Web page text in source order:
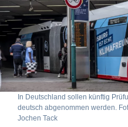
In Deutschland sollen künftig
deutsch abgenommen werden.
Jochen Tack